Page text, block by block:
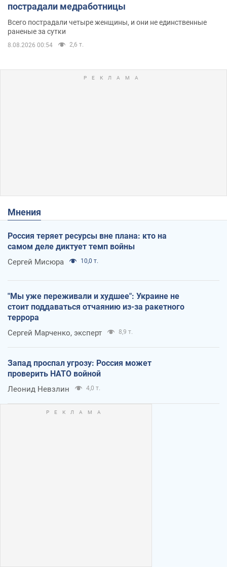
пострадали медработницы
Всего пострадали четыре женщины, и они не единственные
раненые за сутки
8.08.2026 00:54 2,6 т.
Мнения
Россия теряет ресурсы вне плана: кто на
самом деле диктует темп войны
Сергей Мисюра 10,0 т.
"Мы уже переживали и худшее": Украине не
стоит поддаваться отчаянию из-за ракетного
террора
Сергей Марченко, эксперт 8,9 т.
Запад проспал угрозу: Россия может
проверить НАТО войной
Леонид Невзлин 4,0 т.